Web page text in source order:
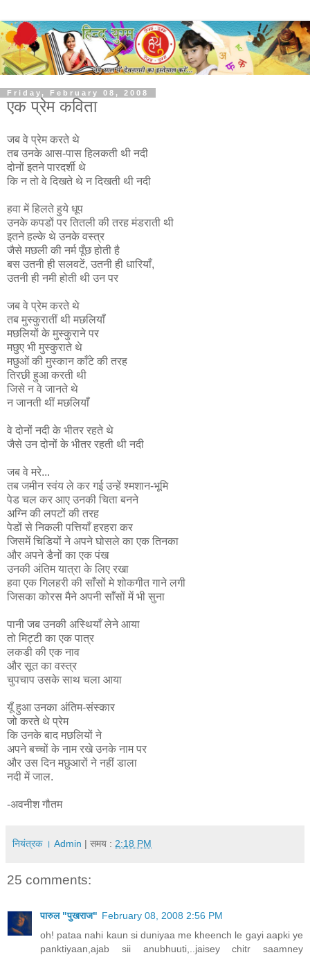
Friday, February 08, 2008
एक प्रेम कविता
जब वे प्रेम करते थे
तब उनके आस-पास हिलकती थी नदी
दोनों इतने पारदर्शी थे
कि न तो वे दिखते थे न दिखती थी नदी
हवा में हिलते हुये धूप
उनके कपडों पर तितली की तरह मंडराती थी
इतने हल्के थे उनके वस्त्र
जैसे मछली की नर्म पूँछ होती है
बस उतनी ही सलवटें, उतनी ही धारियाँ,
उतनी ही नमी होती थी उन पर
जब वे प्रेम करते थे
तब मुस्कुरातीं थी मछलियाँ
मछलियों के मुस्कुराने पर
मछुए भी मुस्कुराते थे
मछुओं की मुस्कान काँटे की तरह
तिरछी हुआ करती थी
जिसे न वे जानते थे
न जानती थीं मछलियाँ
वे दोनों नदी के भीतर रहते थे
जैसे उन दोनों के भीतर रहती थी नदी
जब वे मरे...
तब जमीन स्वंय ले कर गई उन्हें श्मशान-भूमि
पेड चल कर आए उनकी चिता बनने
अग्नि की लपटों की तरह
पेडों से निकली पत्तियाँ हरहरा कर
जिसमें चिडियों ने अपने घोसले का एक तिनका
और अपने डैनों का एक पंख
उनकी अंतिम यात्रा के लिए रखा
हवा एक गिलहरी की साँसों मे शोकगीत गाने लगी
जिसका कोरस मैने अपनी साँसों में भी सुना
पानी जब उनकी अस्थियाँ लेने आया
तो मिट्टी का एक पात्र
लकडी की एक नाव
और सूत का वस्त्र
चुपचाप उसके साथ चला आया
यूँ हुआ उनका अंतिम-संस्कार
जो करते थे प्रेम
कि उनके बाद मछलियों ने
अपने बच्चों के नाम रखे उनके नाम पर
और उस दिन मछुआरों ने नहीं डाला
नदी में जाल.
-अवनीश गौतम
नियंत्रक । Admin | समय : 2:18 PM
25 comments:
पारुल "पुखराज" February 08, 2008 2:56 PM
oh! pataa nahi kaun si duniyaa me kheench le gayi aapki ye
panktiyaan,ajab sii anubhuuti,..jaisey chitr saamney